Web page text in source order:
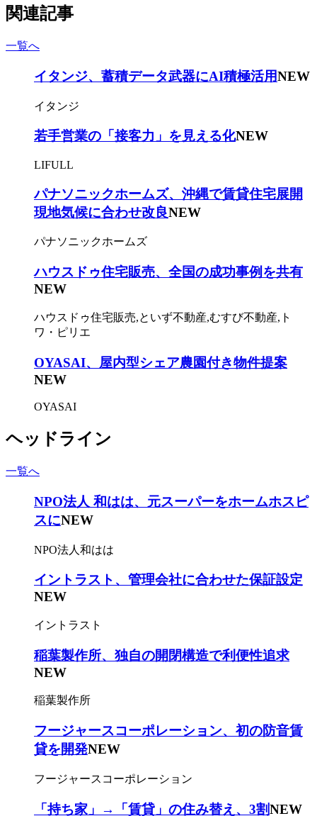
関連記事
一覧へ
イタンジ、蓄積データ武器にAI積極活用NEW
イタンジ
若手営業の「接客力」を見える化NEW
LIFULL
パナソニックホームズ、沖縄で賃貸住宅展開
現地気候に合わせ改良NEW
パナソニックホームズ
ハウスドゥ住宅販売、全国の成功事例を共有
NEW
ハウスドゥ住宅販売,といず不動産,むすび不動産,ト
ワ・ピリエ
OYASAI、屋内型シェア農園付き物件提案
NEW
OYASAI
ヘッドライン
一覧へ
NPO法人 和はは、元スーパーをホームホスピ
スにNEW
NPO法人和はは
イントラスト、管理会社に合わせた保証設定
NEW
イントラスト
稲葉製作所、独自の開閉構造で利便性追求
NEW
稲葉製作所
フージャースコーポレーション、初の防音賃
貸を開発NEW
フージャースコーポレーション
「持ち家」→「賃貸」の住み替え、3割NEW